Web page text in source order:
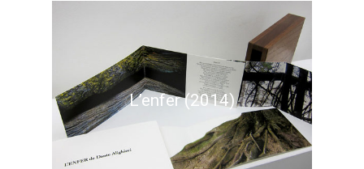
L’enfer (2014)